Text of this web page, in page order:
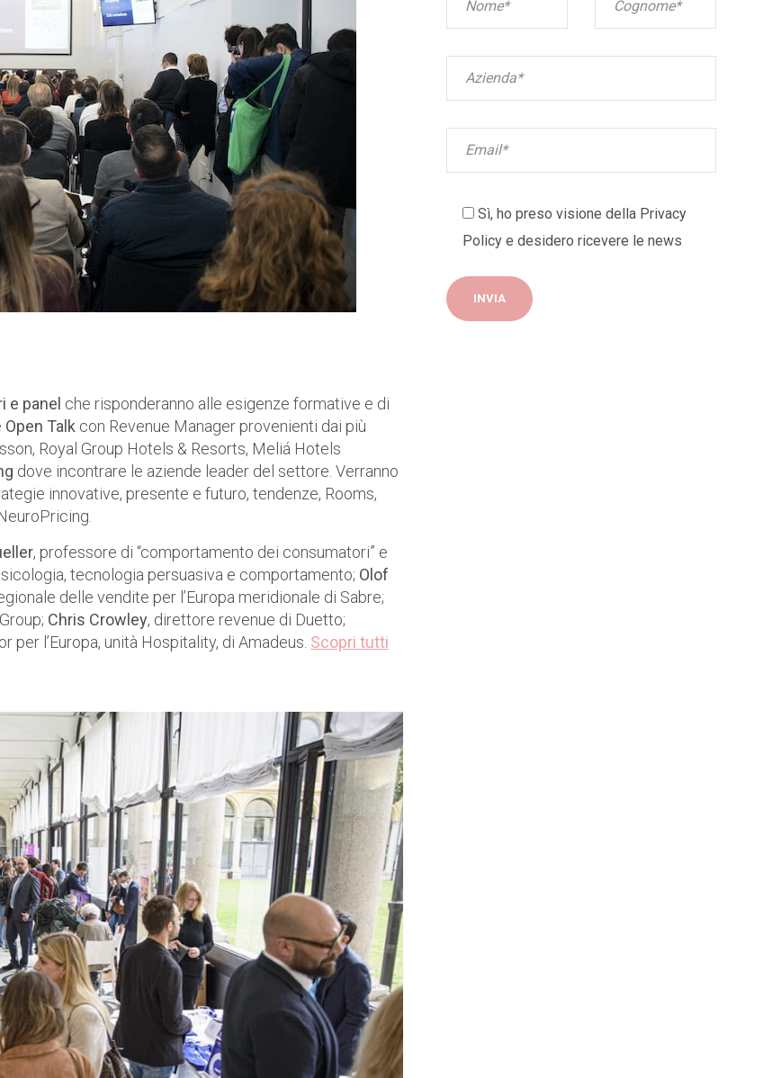
e panel che risponderanno alle esigenze formative e di
Open Talk con Revenue Manager provenienti dai più
Royal Group Hotels & Resorts, Meliá Hotels
dove incontrare le aziende leader del settore. Verranno
innovative, presente e futuro, tendenze, Rooms,
, professore di “comportamento dei consumatori” e
tecnologia persuasiva e comportamento; Olof
delle vendite per l’Europa meridionale di Sabre;
Chris Crowley, direttore revenue di Duetto;
l’Europa, unità Hospitality, di Amadeus. Scopri tutti
Sì, ho preso visione della Privacy
Policy e desidero ricevere le news